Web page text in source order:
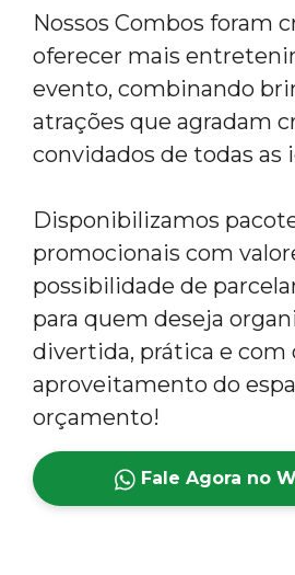
Nossos Combos foram
oferecer mais
evento, combinando
atrações que agradam
convidados de todas as
Disponibilizamos
promocionais com
possibilidade de
para quem deseja
divertida, prática e com
aproveitamento do
orçamento!
Fale Agora no